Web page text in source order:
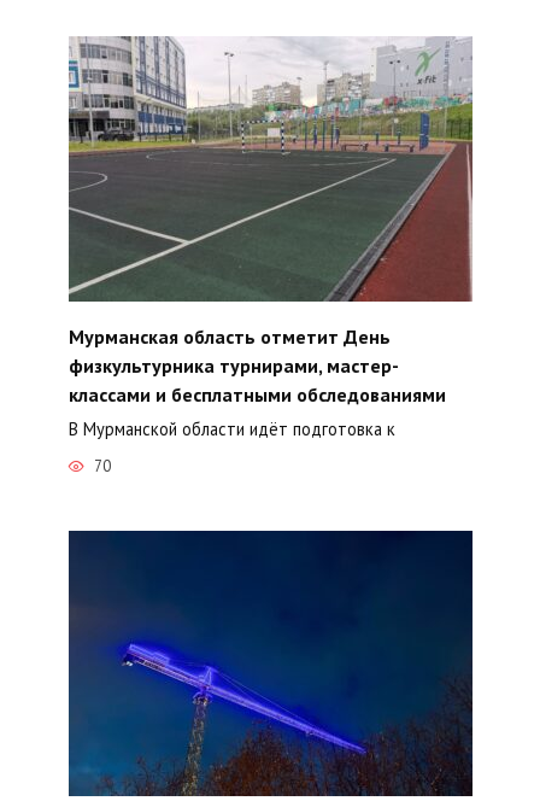
Мурманская область отметит День
физкультурника турнирами, мастер-
классами и бесплатными обследованиями
В Мурманской области идёт подготовка к
70